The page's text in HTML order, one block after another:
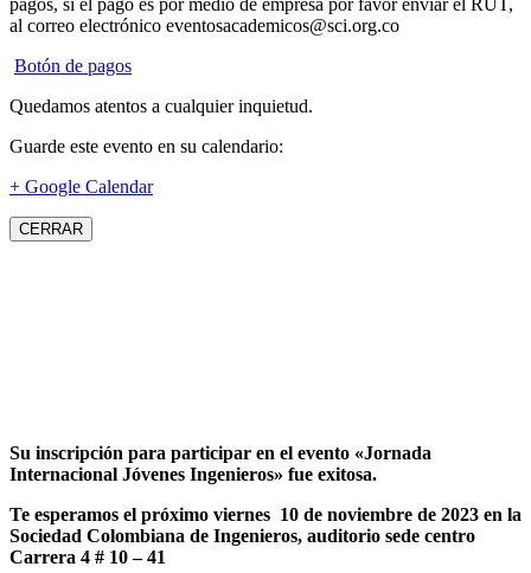
pagos, si el pago es por medio de empresa por favor enviar el RUT,
al correo electrónico eventosacademicos@sci.org.co
Botón de pagos
Quedamos atentos a cualquier inquietud.
Guarde este evento en su calendario:
+ Google Calendar
CERRAR
Su inscripción para participar en el evento «Jornada
Internacional Jóvenes Ingenieros» fue exitosa.
Te esperamos el próximo viernes 10 de noviembre de 2023 en la
Sociedad Colombiana de Ingenieros, auditorio sede centro
Carrera 4 # 10 – 41